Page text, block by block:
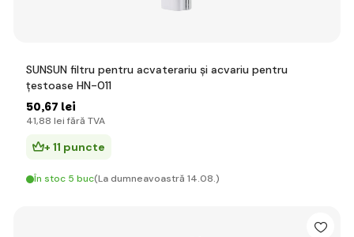
SUNSUN filtru pentru acvaterariu și acvariu pentru
țestoase HN-011
50,67 lei
41,88 lei fără TVA
+ 11 puncte
În stoc 5 buc(La dumneavoastră 14.08.)